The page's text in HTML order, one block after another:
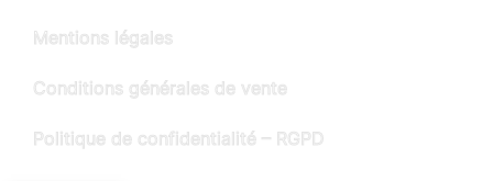
Mentions légales
Conditions générales de vente
Politique de confidentialité – RGPD